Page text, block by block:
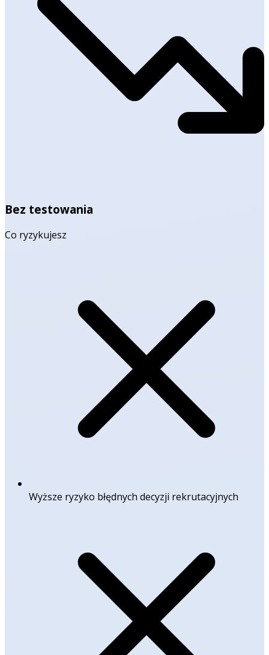
Bez testowania
Co ryzykujesz
Wyższe ryzyko błędnych decyzji rekrutacyjnych